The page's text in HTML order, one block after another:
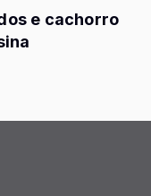
e cachorro